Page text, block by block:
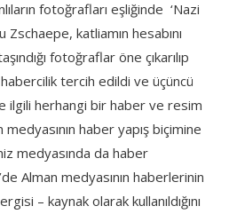
fotoğrafları eşliğinde ‘Nazi
Zschaepe, katliamın hesabını
fotoğraflar öne çıkarılıp
tercih edildi ve üçüncü
ilgili herhangi bir haber ve resim
haber yapış biçimine
medyasında da haber
Alman medyasının haberlerinin
– kaynak olarak kullanıldığını